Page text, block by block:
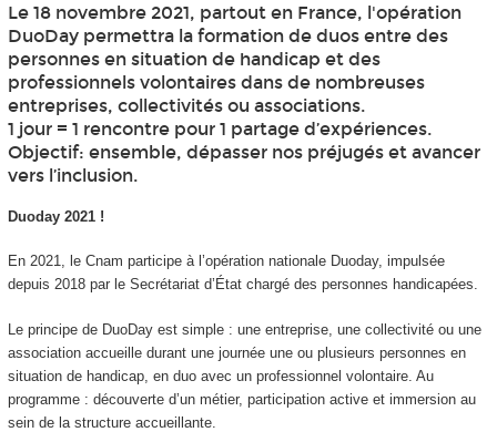
Le 18 novembre 2021, partout en France, l'opération
DuoDay permettra la formation de duos entre des
personnes en situation de handicap et des
professionnels volontaires dans de nombreuses
entreprises, collectivités ou associations.
1 jour = 1 rencontre pour 1 partage d’expériences.
Objectif: ensemble, dépasser nos préjugés et avancer
vers l’inclusion.
Duoday 2021 !
En 2021, le Cnam participe à l’opération nationale Duoday, impulsée
depuis 2018 par le Secrétariat d’État chargé des personnes handicapées.
Le principe de DuoDay est simple : une entreprise, une collectivité ou une
association accueille durant une journée une ou plusieurs personnes en
situation de handicap, en duo avec un professionnel volontaire. Au
programme : découverte d’un métier, participation active et immersion au
sein de la structure accueillante.